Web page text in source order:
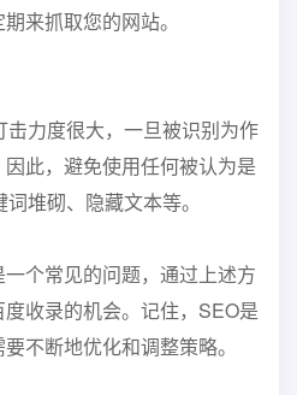
来抓取您的网站。
力度很大，一旦被识别为作
此，避免使用任何被认为是
堆砌、隐藏文本等。
个常见的问题，通过上述方
收录的机会。记住，SEO是
不断地优化和调整策略。